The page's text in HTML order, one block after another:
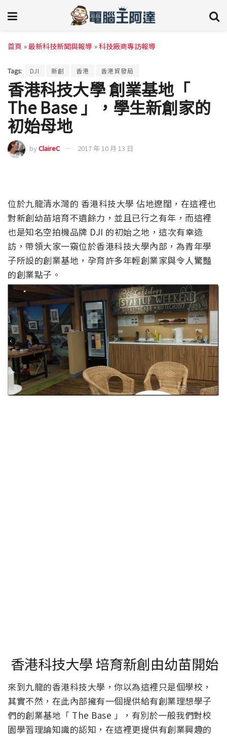
首頁 »最新科技新聞與報導 »科技廠商專訪報導
Tags: DJI 新創 香港 香港貿發局
香港科技大學 創業基地「
The Base 」，學生新創家的
初始母地
byClaireC 2017 年 10 月 13 日
位於九龍清水灣的 香港科技大學 佔地遼闊，在這裡也
對新創幼苗培育不遺餘力，並且已行之有年，而這裡
也是知名空拍機品牌 DJI 的初始之地，這次有幸造
訪，帶領大家一窺位於香港科技大學內部，為青年學
子所設的創業基地，孕育許多年輕創業家與令人驚豔
的創業點子。
香港科技大學 培育新創由幼苗開始
來到九龍的香港科技大學，你以為這裡只是個學校，
其實不然，在此內部擁有一個提供給有創業理想學子
們的創業基地「 The Base 」，有別於一般我們對校
園學習理論知識的認知，在這裡更提供有創業興趣的